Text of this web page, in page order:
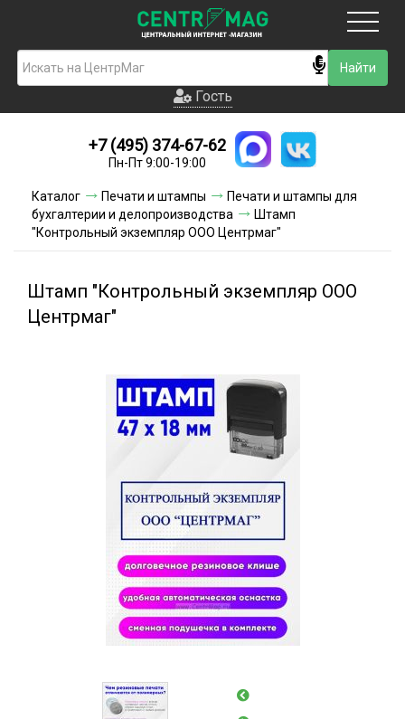
Гость
Новинки
Условия доставки
Условия оплаты
Гость
+7 (495) 374-67-62
Пн-Пт 9:00-19:00
Каталог Печати и штампы
Печати и штампы для
бухгалтерии и делопроизводства
Штамп
"Контрольный экземпляр ООО Центрмаг"
Штамп "Контрольный экземпляр ООО
Центрмаг"